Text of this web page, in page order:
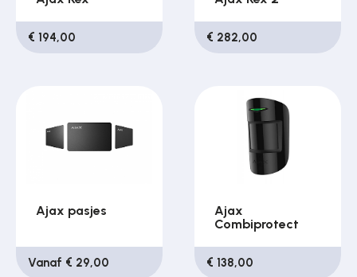
€ 194,00 € 282,00
Ajax pasjes
Vanaf € 29,00
Ajax
Combiprotect
€ 138,00